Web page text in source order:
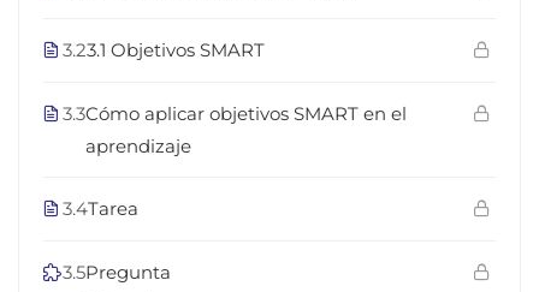
3.23.1 Objetivos SMART
3.3Cómo aplicar objetivos SMART en el
aprendizaje
3.4Tarea
3.5Pregunta